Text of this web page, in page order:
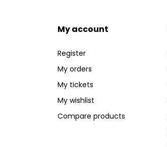
My account
Register
My orders
My tickets
My wishlist
Compare products